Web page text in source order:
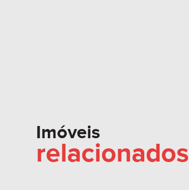
Imóveis
relacionados